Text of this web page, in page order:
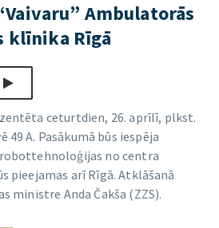
Ambulatorās
klīnika Rīgā
ceturtdien, 26. aprīlī, plkst.
49 A. Pasākumā būs iespēja
no centra
pieejamas arī Rīgā. Atklāšanā
ministre Anda Čakša (ZZS).